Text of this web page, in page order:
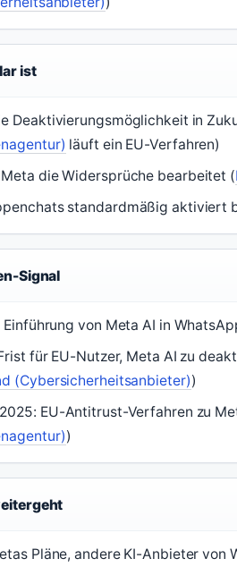
ist
Deaktivierungsmöglichkeit in
läuft ein EU-Verfahren)
die Widersprüche bearbeitet (
standardmäßig aktiviert
Signal
von Meta AI in
für EU-Nutzer, Meta AI zu
(Cybersicherheitsanbieter))
EU-Antitrust-Verfahren zu
)
Pläne, andere KI-Anbieter von